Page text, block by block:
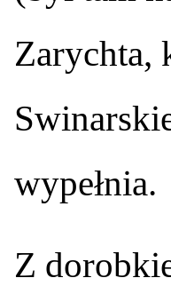
Zarychta,
wypełnia.
Z